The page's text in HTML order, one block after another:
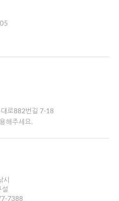
로882번길 7-18
해주세요.
시
설
7388